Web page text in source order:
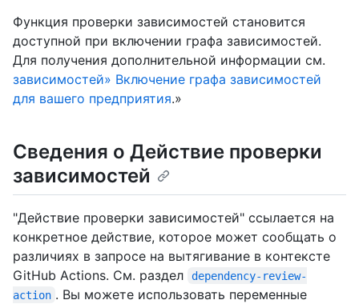
Функция проверки зависимостей становится
доступной при включении графа зависимостей.
Для получения дополнительной информации см.
зависимостей» Включение графа зависимостей
для вашего предприятия.»
Сведения о Действие проверки
зависимостей
"Действие проверки зависимостей" ссылается на
конкретное действие, которое может сообщать о
различиях в запросе на вытягивание в контексте
GitHub Actions. См. раздел
dependency-review-
action . Вы можете использовать переменные